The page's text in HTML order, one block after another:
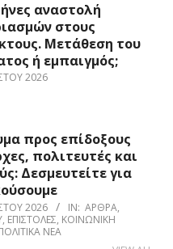
αναστολή
στους
Μετάθεση του
ή εμπαιγμός;
2026
προς επίδοξους
πολιτευτές και
Δεσμευτείτε για
2026 IN: ΆΡΘΡΑ,
, ΕΠΙΣΤΟΛΈΣ, ΚΟΙΝΩΝΙΚΉ
ΝΈΑ